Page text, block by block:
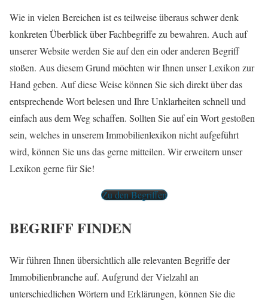
Wie in vielen Bereichen ist es teilweise überaus schwer denk
konkreten Überblick über Fachbegriffe zu bewahren. Auch auf
unserer Website werden Sie auf den ein oder anderen Begriff
stoßen. Aus diesem Grund möchten wir Ihnen unser Lexikon zur
Hand geben. Auf diese Weise können Sie sich direkt über das
entsprechende Wort belesen und Ihre Unklarheiten schnell und
einfach aus dem Weg schaffen. Sollten Sie auf ein Wort gestoßen
sein, welches in unserem Immobilienlexikon nicht aufgeführt
wird, können Sie uns das gerne mitteilen. Wir erweitern unser
Lexikon gerne für Sie!
Zu den Begriffen
BEGRIFF FINDEN
Wir führen Ihnen übersichtlich alle relevanten Begriffe der
Immobilienbranche auf. Aufgrund der Vielzahl an
unterschiedlichen Wörtern und Erklärungen, können Sie die